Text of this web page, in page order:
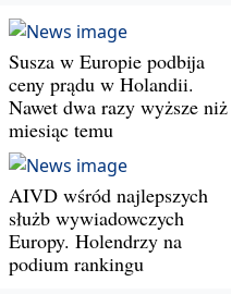
Susza w Europie podbija
ceny prądu w Holandii.
Nawet dwa razy wyższe niż
miesiąc temu
AIVD wśród najlepszych
służb wywiadowczych
Europy. Holendrzy na
podium rankingu